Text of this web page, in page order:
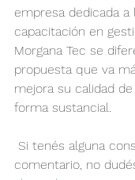
empresa dedicada
capacitación en
Morgana Tec se
propuesta que va
mejora su calidad
forma sustancial.
comentario, no